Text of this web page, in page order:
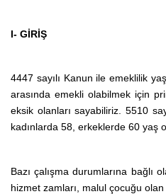
I- GİRİŞ
4447 sayılı Kanun ile emeklilik
arasında emekli olabilmek için
eksik olanları sayabiliriz. 5510
kadınlarda 58, erkeklerde 60 yaş
Bazı çalışma durumlarına
hizmet zamları, malul çocuğu